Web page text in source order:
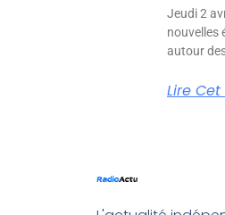
Jeudi 2
nouvelles
autour
Lire